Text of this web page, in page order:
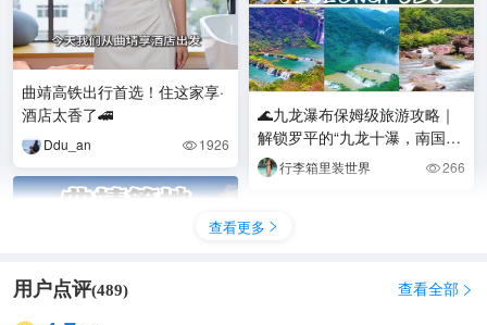
曲靖高铁出行首选！住这家享·
酒店太香了🚄
Ddu_an  1926
🌊九龙瀑布保姆级旅游攻略｜
解锁罗平的“九龙十瀑，南国一
绝”行李箱里装世界 266
查看更多 
用户点评(489) 查看全部 